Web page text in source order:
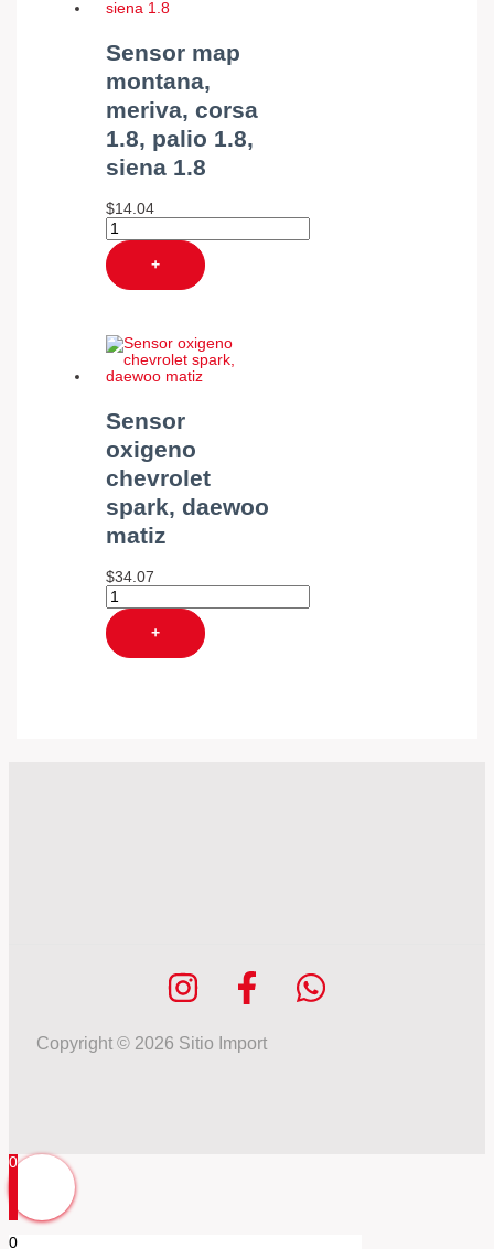
Sensor map
montana,
meriva, corsa
1.8, palio 1.8,
siena 1.8
$14.04
+
Sensor
oxigeno
chevrolet
spark, daewoo
matiz
$34.07
+
Copyright © 2026 Sitio Import
0
0